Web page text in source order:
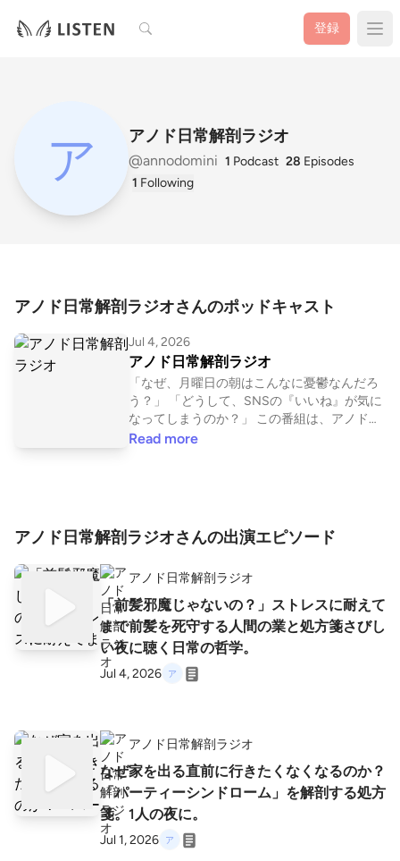
検索 登録
アノド日常解剖ラジオ
@annodomini 1 Podcast 28 Episodes
1 Following
アノド日常解剖ラジオさんのポッドキャスト
Jul 4, 2026
アノド日常解剖ラジオ
「なぜ、月曜日の朝はこんなに憂鬱なんだろ
う？」 「どうして、SNSの『いいね』が気に
なってしまうのか？」 この番組は、アノドミ
ニ（略してアノド）が、日常に潜む些細なモ
そんな「思考の補助線」を皆さまにお届けし
ます。 忙しい毎日の合間に、少しだけ立ち止
n.style/p/annodomini?cLZOOlfV
Read more
アノド日常解剖ラジオさんの出演エピソード
アノド日常解剖ラジオ
「前髪邪魔じゃないの？」ストレスに耐えて
まで前髪を死守する人間の業と処方箋さびし
い夜に聴く日常の哲学。
Jul 4, 2026
アノド日常解剖ラジオ
なぜ家を出る直前に行きたくなくなるのか？
「パーティーシンドローム」を解剖する処方
箋。1人の夜に。
Jul 1, 2026